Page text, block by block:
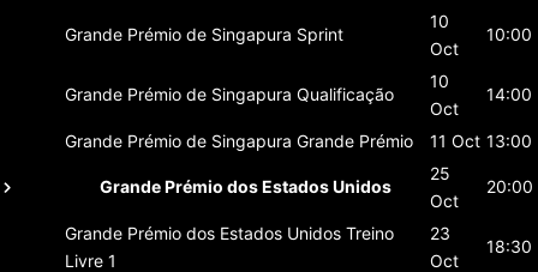
Grande Prémio de Singapura Sprint
10
Oct
10:00
Grande Prémio de Singapura Qualificação
10
Oct
14:00
Grande Prémio de Singapura Grande Prémio 11 Oct 13:00
Grande Prémio dos Estados Unidos
25
Oct
20:00
Grande Prémio dos Estados Unidos Treino
Livre 1
23
Oct
18:30